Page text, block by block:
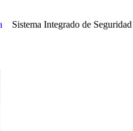
Sistema Integrado de